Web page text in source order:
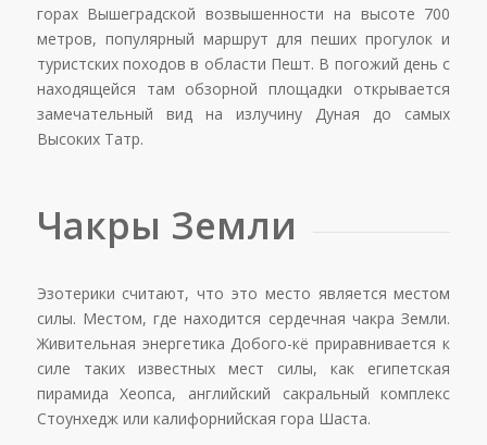
горах Вышеградской возвышенности на высоте 700
метров, популярный маршрут для пеших прогулок и
туристских походов в области Пешт. В погожий день с
находящейся там обзорной площадки открывается
замечательный вид на излучину Дуная до самых
Высоких Татр.
Чакры Земли
Эзотерики считают, что это место является местом
силы. Местом, где находится сердечная чакра Земли.
Живительная энергетика Добого-кё приравнивается к
силе таких известных мест силы, как египетская
пирамида Хеопса, английский сакральный комплекс
Стоунхедж или калифорнийская гора Шаста.